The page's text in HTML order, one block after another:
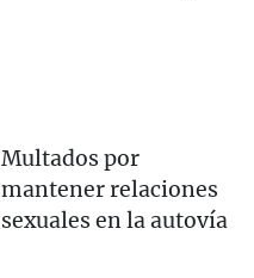
Multados por
mantener relaciones
sexuales en la autovía